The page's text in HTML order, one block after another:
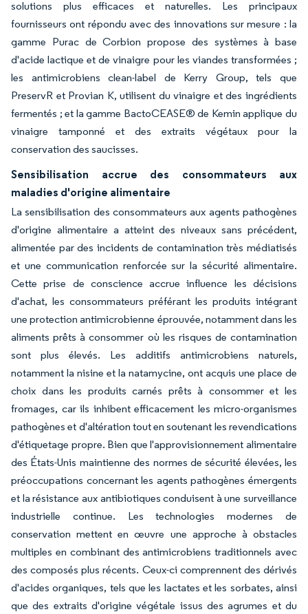
solutions plus efficaces et naturelles. Les principaux
fournisseurs ont répondu avec des innovations sur mesure : la
gamme Purac de Corbion propose des systèmes à base
d'acide lactique et de vinaigre pour les viandes transformées ;
les antimicrobiens clean-label de Kerry Group, tels que
PreservR et Provian K, utilisent du vinaigre et des ingrédients
fermentés ; et la gamme BactoCEASE® de Kemin applique du
vinaigre tamponné et des extraits végétaux pour la
conservation des saucisses.
Sensibilisation accrue des consommateurs aux
maladies d'origine alimentaire
La sensibilisation des consommateurs aux agents pathogènes
d'origine alimentaire a atteint des niveaux sans précédent,
alimentée par des incidents de contamination très médiatisés
et une communication renforcée sur la sécurité alimentaire.
Cette prise de conscience accrue influence les décisions
d'achat, les consommateurs préférant les produits intégrant
une protection antimicrobienne éprouvée, notamment dans les
aliments prêts à consommer où les risques de contamination
sont plus élevés. Les additifs antimicrobiens naturels,
notamment la nisine et la natamycine, ont acquis une place de
choix dans les produits carnés prêts à consommer et les
fromages, car ils inhibent efficacement les micro-organismes
pathogènes et d'altération tout en soutenant les revendications
d'étiquetage propre. Bien que l'approvisionnement alimentaire
des États-Unis maintienne des normes de sécurité élevées, les
préoccupations concernant les agents pathogènes émergents
et la résistance aux antibiotiques conduisent à une surveillance
industrielle continue. Les technologies modernes de
conservation mettent en œuvre une approche à obstacles
multiples en combinant des antimicrobiens traditionnels avec
des composés plus récents. Ceux-ci comprennent des dérivés
d'acides organiques, tels que les lactates et les sorbates, ainsi
que des extraits d'origine végétale issus des agrumes et du